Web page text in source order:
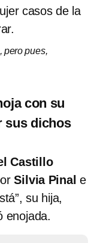
casos de la
pero pues,
con su
sus dichos
Castillo
Silvia Pinal e
su hija,
enojada.